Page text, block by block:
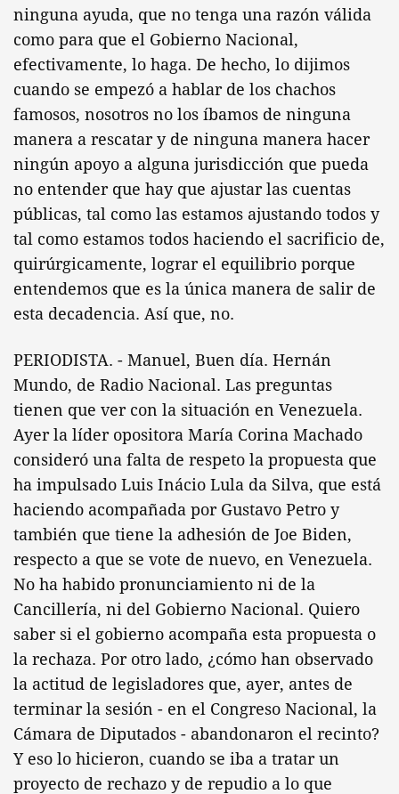
ninguna ayuda, que no tenga una razón válida
como para que el Gobierno Nacional,
efectivamente, lo haga. De hecho, lo dijimos
cuando se empezó a hablar de los chachos
famosos, nosotros no los íbamos de ninguna
manera a rescatar y de ninguna manera hacer
ningún apoyo a alguna jurisdicción que pueda
no entender que hay que ajustar las cuentas
públicas, tal como las estamos ajustando todos y
tal como estamos todos haciendo el sacrificio de,
quirúrgicamente, lograr el equilibrio porque
entendemos que es la única manera de salir de
esta decadencia. Así que, no.
PERIODISTA. - Manuel, Buen día. Hernán
Mundo, de Radio Nacional. Las preguntas
tienen que ver con la situación en Venezuela.
Ayer la líder opositora María Corina Machado
consideró una falta de respeto la propuesta que
ha impulsado Luis Inácio Lula da Silva, que está
haciendo acompañada por Gustavo Petro y
también que tiene la adhesión de Joe Biden,
respecto a que se vote de nuevo, en Venezuela.
No ha habido pronunciamiento ni de la
Cancillería, ni del Gobierno Nacional. Quiero
saber si el gobierno acompaña esta propuesta o
la rechaza. Por otro lado, ¿cómo han observado
la actitud de legisladores que, ayer, antes de
terminar la sesión - en el Congreso Nacional, la
Cámara de Diputados - abandonaron el recinto?
Y eso lo hicieron, cuando se iba a tratar un
proyecto de rechazo y de repudio a lo que